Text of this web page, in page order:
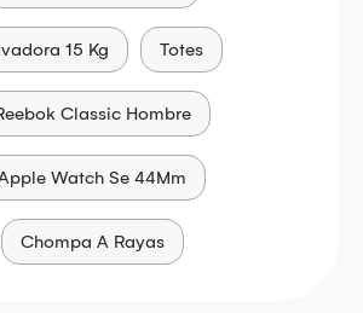
15 Kg Totes
Classic Hombre
Watch Se 44Mm
Chompa A Rayas